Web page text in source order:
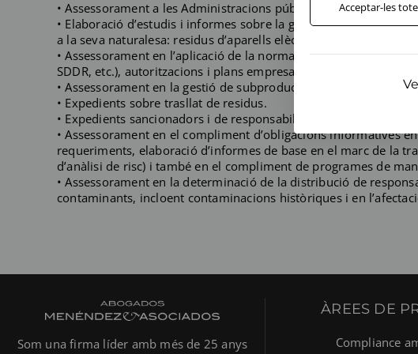
• Assessorament a les Administracions públiques per a
• Elaboració d’estudis i informes sobre la gestió dels diferents
a la seva naturalesa: residus d’aparells elèctrics i Electrònics
• Assessorament en l’aplicació de la normativa d’envasos i
SDDR, etc.), autoritzacions i plans empresarials de prevenció.
• Assessorament en la gestió de subproductes.
• Expedients sobre trasllat de residus.
• Expedients sancionadors i de responsabilitat per danys.
• Assessorament en el compliment d’obligacions informatives
requeriments, elaboració d’informes de base en el marc de la
d’anàlisi de risc) i també en el compliment de programes de
• Assessorament en la determinació de la distribució de
contaminants, incloent contaminacions històriques i en
Acceptar-les
Som una firma líder amb més de 25 anys
ÀREES DE
Compliance